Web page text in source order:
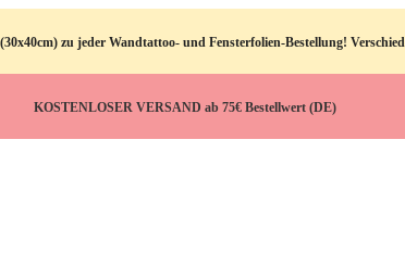
zu jeder Wandtattoo- und Fensterfolien-Bestellung!
KOSTENLOSER VERSAND ab 75€ Bestellwert (DE)